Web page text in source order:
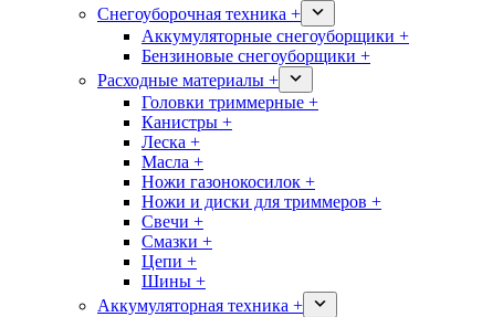
Снегоуборочная техника +
Аккумуляторные снегоуборщики +
Бензиновые снегоуборщики +
Расходные материалы +
Головки триммерные +
Канистры +
Леска +
Масла +
Ножи газонокосилок +
Ножи и диски для триммеров +
Свечи +
Смазки +
Цепи +
Шины +
Аккумуляторная техника +